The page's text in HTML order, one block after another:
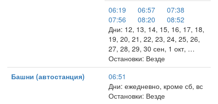
06:19
06:57
07:38
07:56
08:20
08:52
Дни: 12, 13, 14, 15, 16, 17, 18,
19, 20, 21, 22, 23, 24, 25, 26,
27, 28, 29, 30 сен, 1 окт, …
Остановки: Везде
Башни (автостанция)
06:51
Дни: ежедневно, кроме сб, вс
Остановки: Везде